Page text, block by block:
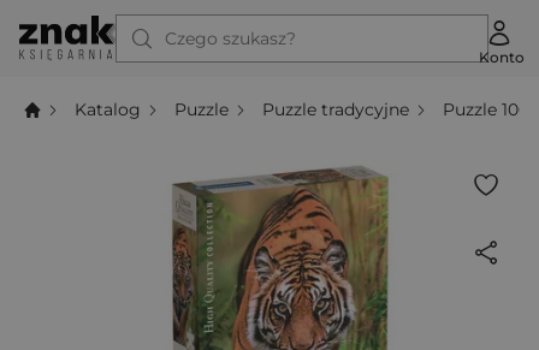
Czego szukasz?
Konto
Katalog Puzzle Puzzle tradycyjne Puzzle